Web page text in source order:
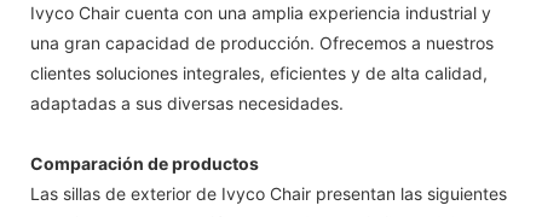
Ivyco Chair cuenta con una amplia experiencia industrial y
una gran capacidad de producción. Ofrecemos a nuestros
clientes soluciones integrales, eficientes y de alta calidad,
adaptadas a sus diversas necesidades.
Comparación de productos
Las sillas de exterior de Ivyco Chair presentan las siguientes